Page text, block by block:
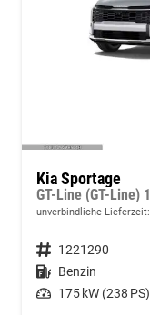
Kia Sportage
unverbindliche Lieferzeit:
Fahrzeugnummer 1221290
Kraftstoff Benzin
Leistung 175 kW (238 PS)